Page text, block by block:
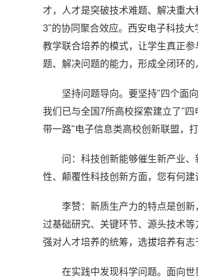
才，人才是突破技术难题、解决重
3"的协同聚合效应。西安电子科技
教学联合培养的模式，让学生真正
题、解决问题的能力，形成全闭环的
坚持问题导向。要坚持"四个面
我们已与全国7所高校探索建立了"
带一路"电子信息类高校创新联盟，
问：科技创新能够催生新产业
性、颠覆性科技创新方面，您有何建
李赞：新质生产力的特点是创
过基础研究、关键环节、源头技术
强对人才培养的统筹，选拔培养有
在实践中发现科学问题。面向